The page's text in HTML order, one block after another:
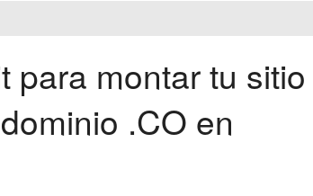
para montar tu sitio
.CO en